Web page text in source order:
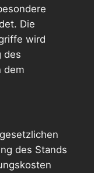
Die
wird
des
dem
des Stands